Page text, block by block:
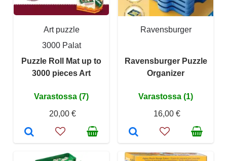
Art puzzle
3000 Palat
Puzzle Roll Mat up to
3000 pieces Art
Varastossa (7)
20,00 €
Ravensburger
Ravensburger Puzzle
Organizer
Varastossa (1)
16,00 €